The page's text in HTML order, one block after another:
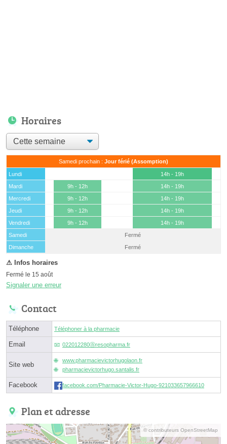
Horaires
Samedi prochain : Jour férié (Assomption)
Lundi
14h - 19h
Mardi
9h - 12h
14h - 19h
Mercredi
9h - 12h
14h - 19h
Jeudi
9h - 12h
14h - 19h
Vendredi
9h - 12h
14h - 19h
Samedi
(15 août)
Fermé
Dimanche
Fermé
Fermé le 15 août
Signaler une erreur
Contact
Téléphone Téléphoner à la pharmacie
Email 022012280ⓐresopharma.fr
Site web
www.pharmacievictorhugolaon.fr
pharmacievictorhugo.santalis.fr
Facebook facebook.com/Pharmacie-Victor-Hugo-921033657966610
Plan et adresse
© contributeurs OpenStreetMap